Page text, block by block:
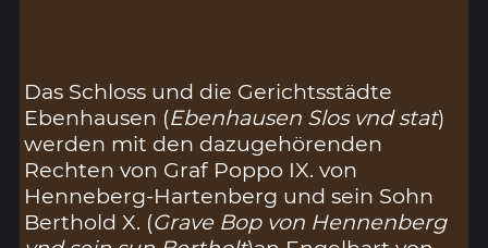
Das Schloss und die Gerichtsstädte
Ebenhausen (Ebenhausen Slos vnd stat)
werden mit den dazugehörenden
Rechten von Graf Poppo IX. von
Henneberg-Hartenberg und sein Sohn
Berthold X. (Grave Bop von Hennenberg